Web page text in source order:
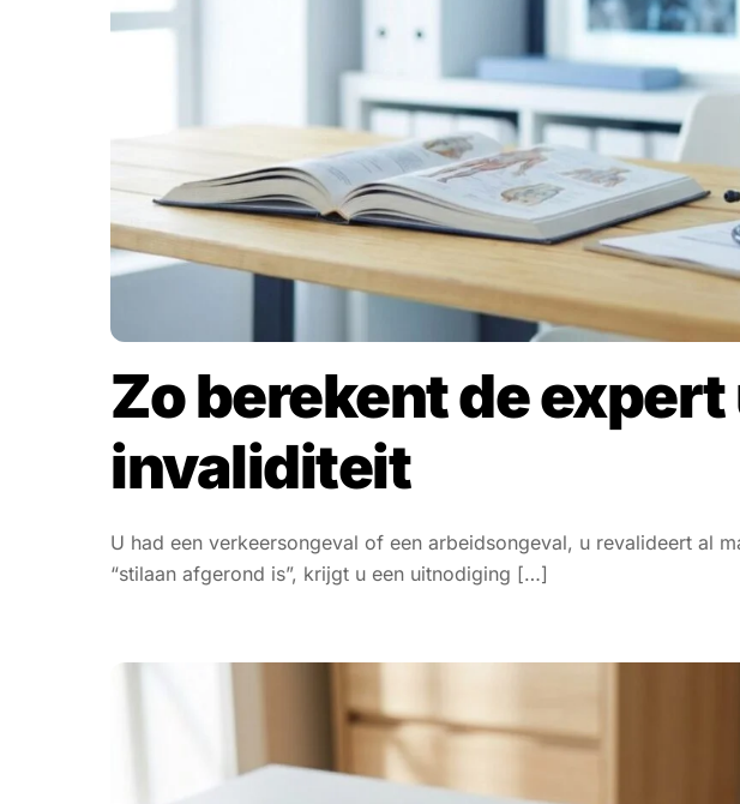
Zo berekent de
invaliditeit
U had een verkeersongeval of een arbeidsongeval, u revalideert al
“stilaan afgerond is”, krijgt u een uitnodiging […]